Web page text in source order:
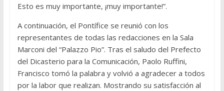
Esto es muy importante, ¡muy importante!”.
A continuación, el Pontífice se reunió con los
representantes de todas las redacciones en la Sala
Marconi del “Palazzo Pio”. Tras el saludo del Prefecto
del Dicasterio para la Comunicación, Paolo Ruffini,
Francisco tomó la palabra y volvió a agradecer a todos
por la labor que realizan. Mostrando su satisfacción al